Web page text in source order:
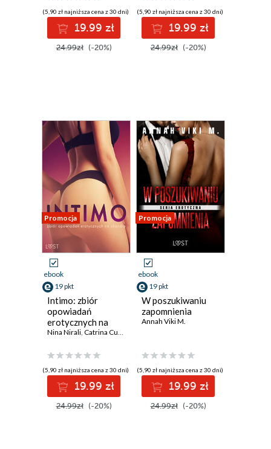
(5,90 zł najniższa cena z 30 dni)
19.99 zł
24.99zł (-20%)
(5,90 zł najniższa cena z 30 dni)
19.99 zł
24.99zł (-20%)
Promocja
ebook
19 pkt
Intimo: zbiór
opowiadań
erotycznych na
chandrę
Nina Nirali, Catrina Curant
(5,90 zł najniższa cena z 30 dni)
19.99 zł
24.99zł (-20%)
Promocja
ebook
19 pkt
W poszukiwaniu
zapomnienia
Annah Viki M.
(5,90 zł najniższa cena z 30 dni)
19.99 zł
24.99zł (-20%)